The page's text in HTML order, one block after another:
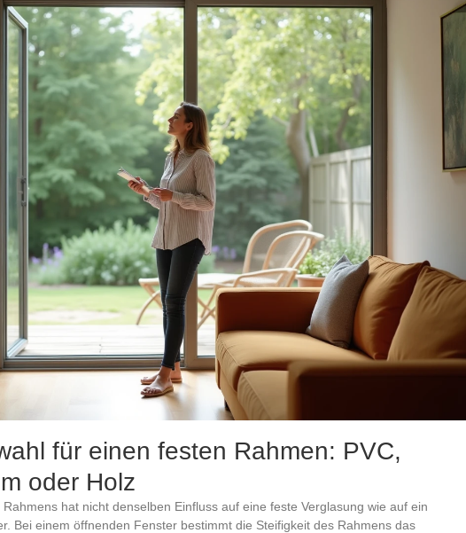
für einen festen Rahmen: PVC,
oder Holz
hat nicht denselben Einfluss auf eine feste Verglasung wie auf ein
Bei einem öffnenden Fenster bestimmt die Steifigkeit des Rahmens das